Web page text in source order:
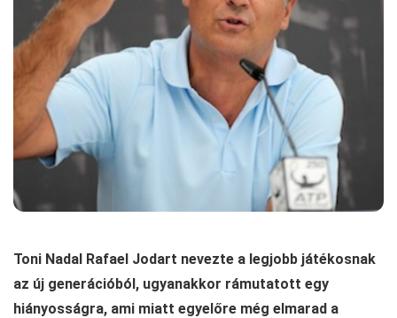
Toni Nadal Rafael Jodart nevezte a legjobb játékosnak
az új generációból, ugyanakkor rámutatott egy
hiányosságra, ami miatt egyelőre még elmarad a